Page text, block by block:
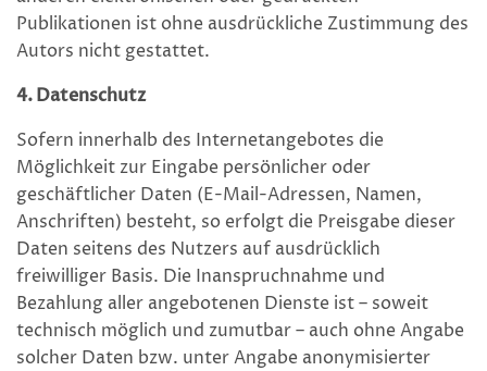
Publikationen ist ohne ausdrückliche Zustimmung des
Autors nicht gestattet.
4. Datenschutz
Sofern innerhalb des Internetangebotes die
Möglichkeit zur Eingabe persönlicher oder
geschäftlicher Daten (E-Mail-Adressen, Namen,
Anschriften) besteht, so erfolgt die Preisgabe dieser
Daten seitens des Nutzers auf ausdrücklich
freiwilliger Basis. Die Inanspruchnahme und
Bezahlung aller angebotenen Dienste ist – soweit
technisch möglich und zumutbar – auch ohne Angabe
solcher Daten bzw. unter Angabe anonymisierter